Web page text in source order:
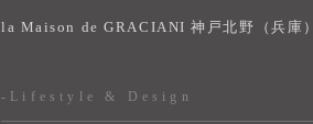
la Maison de GRACIANI 神戸北野（兵庫）
-Lifestyle & Design